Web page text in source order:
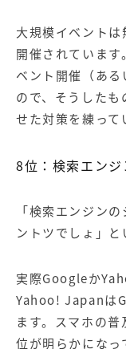
大規模イベント
開催されています
ベント開催（あ
ので、そうした
せた対策を練って
8位：検索エン
「検索エンジンの
ントツでしょ 」
実際Googleか
Yahoo! Japanは
ます。スマホの
位が明らかになっ